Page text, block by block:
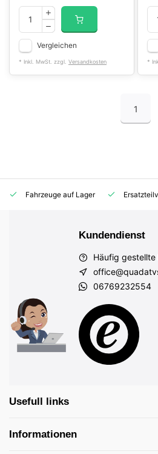
Vergleichen
* Inkl. MwSt. zzgl. Versandkosten *
1
Fahrzeuge auf Lager
Kundendienst
Häufig gestellte
06769232554
Usefull links
Informationen